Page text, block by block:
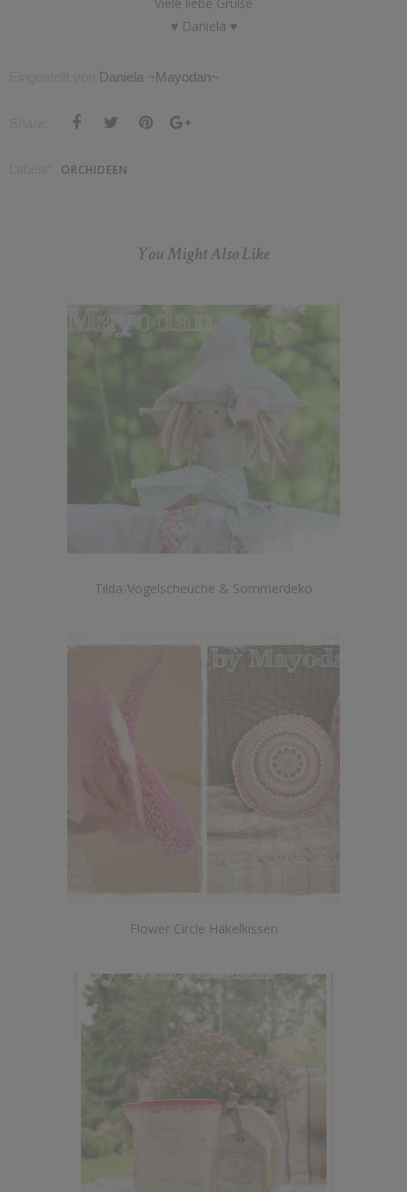
♥ Daniela ♥
Daniela ~Mayodan~
ORCHIDEEN
You Might Also Like
Tilda-Vogelscheuche & Sommerdeko
Flower Circle Häkelkissen